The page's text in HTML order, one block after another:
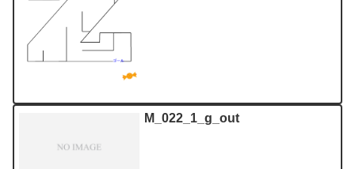
M_022_1_g_out